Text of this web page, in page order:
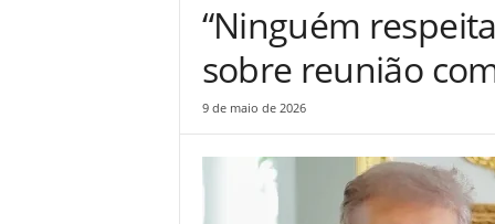
“Ninguém
sobre reunião
9 de maio de 2026